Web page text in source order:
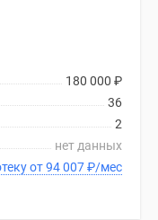
180 000 ₽
36
2
нет данных
В ипотеку от 94 007₽/мес